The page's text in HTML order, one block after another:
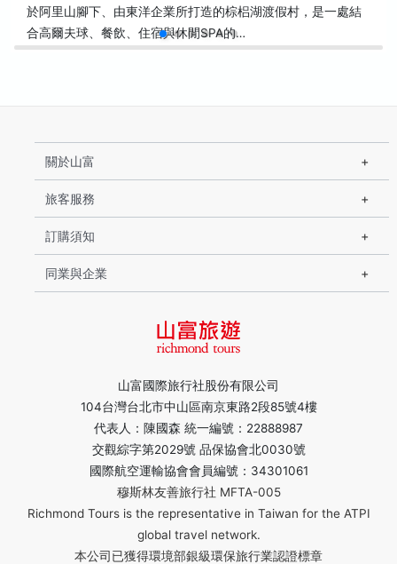
於阿里山腳下、由東洋企業所打造的棕梠湖渡假村，是一處結
合高爾夫球、餐飲、住宿與休閒SPA的…
山富國際旅行社股份有限公司
104台灣台北市中山區南京東路2段85號4樓
代表人：陳國森 統一編號：22888987
交觀綜字第2029號 品保協會北0030號
國際航空運輸協會會員編號：34301061
穆斯林友善旅行社 MFTA-005
Richmond Tours is the representative in Taiwan for the ATPI
global travel network.
本公司已獲得環境部銀級環保旅行業認證標章
關於山富
旅客服務
訂購須知
同業與企業